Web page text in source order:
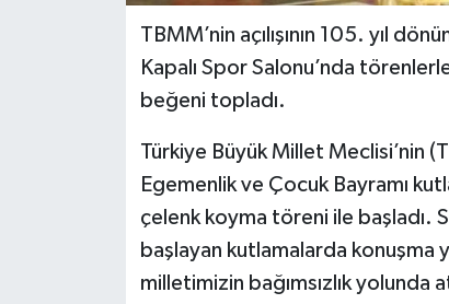
TBMM’nin açılışının 105. yıl
Kapalı Spor Salonu’nda
beğeni topladı.
Türkiye Büyük Millet Meclisi’nin
Egemenlik ve Çocuk Bayramı
çelenk koyma töreni ile başladı.
başlayan kutlamalarda konuşma
milletimizin bağımsızlık yolunda